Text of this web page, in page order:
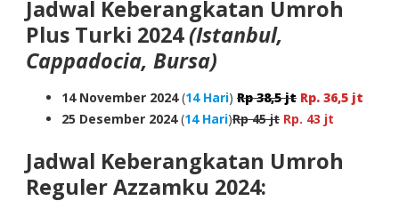
Jadwal Keberangkatan Umroh
Plus Turki 2024(Istanbul,
Cappadocia, Bursa)
14 November 2024(14 Hari) Rp 38,5 jt Rp. 36,5 jt
25 Desember 2024(14 Hari)Rp 45 jt Rp. 43 jt
Jadwal Keberangkatan Umroh
Reguler Azzamku 2024: